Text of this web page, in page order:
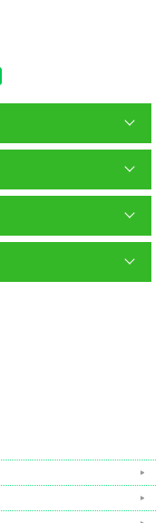
証付き
種類のゴムクローラー
、すぐに切れてしまっ
った当店のゴムクロー
作業途中で切れてしま
す。
いただけます。
ップ
証付き。
ん、購入後も交換につ
ォローにて対応しま